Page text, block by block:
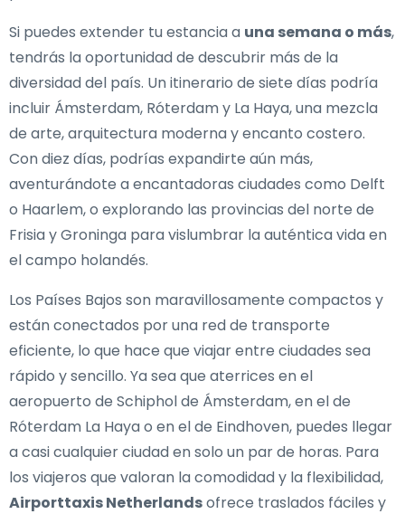
Si puedes extender tu estancia a una semana o más,
tendrás la oportunidad de descubrir más de la
diversidad del país. Un itinerario de siete días podría
incluir Ámsterdam, Róterdam y La Haya, una mezcla
de arte, arquitectura moderna y encanto costero.
Con diez días, podrías expandirte aún más,
aventurándote a encantadoras ciudades como Delft
o Haarlem, o explorando las provincias del norte de
Frisia y Groninga para vislumbrar la auténtica vida en
el campo holandés.
Los Países Bajos son maravillosamente compactos y
están conectados por una red de transporte
eficiente, lo que hace que viajar entre ciudades sea
rápido y sencillo. Ya sea que aterrices en el
aeropuerto de Schiphol de Ámsterdam, en el de
Róterdam La Haya o en el de Eindhoven, puedes llegar
a casi cualquier ciudad en solo un par de horas. Para
los viajeros que valoran la comodidad y la flexibilidad,
Airporttaxis Netherlandsofrece traslados fáciles y